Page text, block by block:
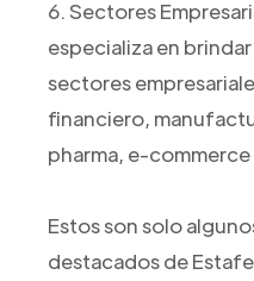
6. Sectores
especializa en
sectores
financiero,
pharma, e-commerce
Estos son solo
destacados de